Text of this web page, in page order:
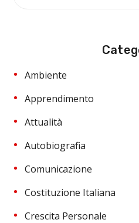
Ambiente
Apprendimento
Attualità
Autobiografia
Comunicazione
Costituzione Italiana
Crescita Personale